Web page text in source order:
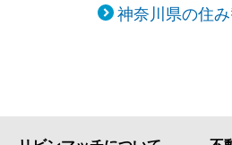
神奈川県の住